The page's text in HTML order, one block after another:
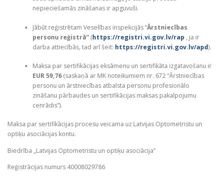
nepieciešamās zināšanas ir apguvuši.
Jābūt reģistrētam Veselības inspekcijās “Ārstniecības
personu reģistrā”(https://registri.vi.gov.lv/rap , ja ir
darba attiecībās, tad arī šeit: https://registri.vi.gov.lv/apd).
Maksa par sertifikācijas eksāmenu un sertifikāta izgatavošanu ir
EUR 59,76(saskaņā ar MK noteikumiem nr. 672 “Ārstniecības
personu un ārstniecības atbalsta personu profesionālo
zināšanu pārbaudes un sertifikācijas maksas pakalpojumu
cenrādis”).
Maksa par sertifikācijas procesu veicama uz Latvijas Optometristu un
optiķu asociācijas kontu.
Biedrība „Latvijas Optometristu un optiķu asociācija”
Reģistrācijas numurs 40008029786